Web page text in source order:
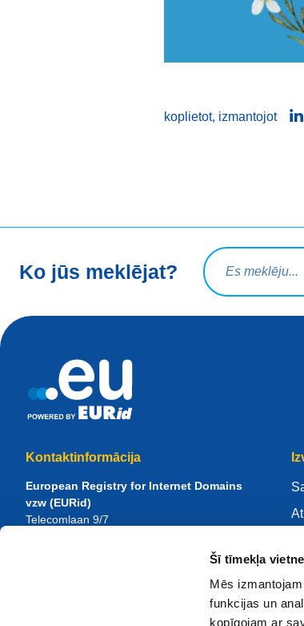
Šī tīmekļa
Mēs
funkcijas un
kopīgojam ar
koplietot, izmantojot
Ko jūs meklējat?
Meklēšanas
Kontaktinformācija
European Registry for Internet Domains
vzw (EURid)
Telecomlaan 9/7
RPR Brussel – VAT BE 0864.240.405